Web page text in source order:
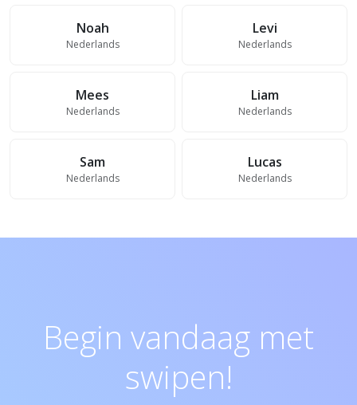
Noah
Nederlands
Levi
Nederlands
Mees
Nederlands
Liam
Nederlands
Sam
Nederlands
Lucas
Nederlands
Begin vandaag met
swipen!